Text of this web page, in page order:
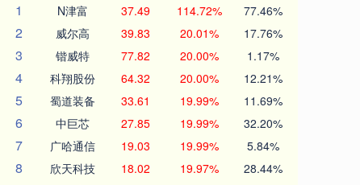
1
N津富 37.49 114.72% 77.46%
2 威尔高 39.83 20.01% 17.76%
3 锴威特 77.82 20.00% 1.17%
4 科翔股份 64.32 20.00% 12.21%
5 蜀道装备 33.61 19.99% 11.69%
6 中巨芯 27.85 19.99% 32.20%
7 广哈通信 19.03 19.99% 5.84%
8 欣天科技 18.02 19.97% 28.44%